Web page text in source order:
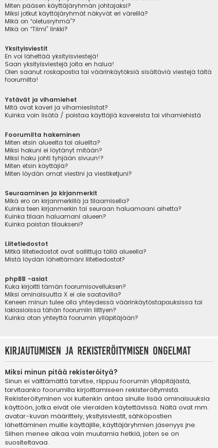
Miten pääsen käyttäjäryhmän johtajaksi?
Miksi jotkut käyttäjäryhmät näkyvät eri väreillä?
Mikä on “oletusryhmä”?
Mikä on “Tiimi” linkki?
Yksityisviestit
En voi lähettää yksityisviestejä!
Saan yksityisviestejä joita en halua!
Olen saanut roskapostia tai väärinkäytöksiä sisältäviä viestejä tältä
foorumilta!
Ystävät ja vihamiehet
Mitä ovat kaveri ja vihamieslistat?
Kuinka voin lisätä / poistaa käyttäjiä kavereista tai vihamiehistä
Foorumilta hakeminen
Miten etsin alueelta tai alueilta?
Miksi hakuni ei löytänyt mitään?
Miksi haku johti tyhjään sivuun!?
Miten etsin käyttäjiä?
Miten löydän omat viestini ja viestiketjuni?
Seuraaminen ja kirjanmerkit
Mikä ero on kirjanmerkillä ja tilaamisella?
Kuinka teen kirjanmerkin tai seuraan haluamaani aihetta?
Kuinka tilaan haluamani alueen?
Kuinka poistan tilaukseni?
Liitetiedostot
Mitkä liitetiedostot ovat sallittuja tällä alueella?
Mistä löydän lähettämäni liitetiedostot?
phpBB -asiat
Kuka kirjoitti tämän foorumisovelluksen?
Miksi ominaisuutta X ei ole saatavilla?
Keneen minun tulee olla yhteydessä väärinkäytöstapauksissa tai
lakiasioissa tähän foorumiin liittyen?
Kuinka otan yhteyttä foorumin ylläpitäjään?
Kirjautumisen ja rekisteröitymisen ongelmat
Miksi minun pitää rekisteröityä?
Sinun ei välttämättä tarvitse, riippuu foorumin ylläpitäjästä,
tarvitaanko foorumilla kirjoittamiseen rekisteröitymistä.
Rekisteröityminen voi kuitenkin antaa sinulle lisää ominaisuuksia
käyttöön, jotka eivät ole vieraiden käytettävissä. Näitä ovat mm.
avatar-kuvan määrittely, yksityisviestit, sähköpostien
lähettäminen muille käyttäjille, käyttäjäryhmien jäsenyys jne.
Siihen menee aikaa vain muutamia hetkiä, joten se on
suositeltavaa.